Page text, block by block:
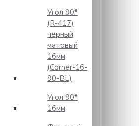
Угол 90*
(R-417)
черный
матовый
16мм
(Corner-16-
90-BL)
Угол 90*
16мм